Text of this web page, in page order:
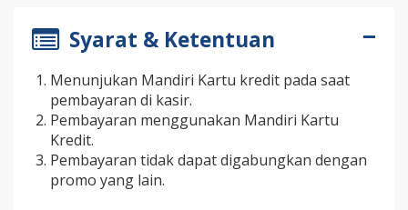
Syarat & Ketentuan
Menunjukan Mandiri Kartu kredit pada saat
pembayaran di kasir.
Pembayaran menggunakan Mandiri Kartu
Kredit.
Pembayaran tidak dapat digabungkan dengan
promo yang lain.